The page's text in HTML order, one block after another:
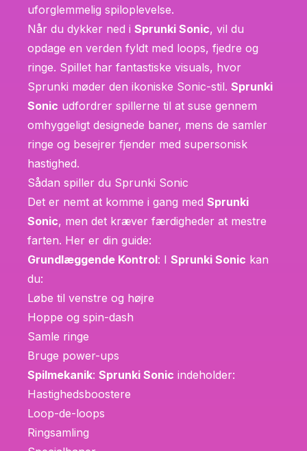
uforglemmelig spiloplevelse.
Når du dykker ned i Sprunki Sonic, vil du
opdage en verden fyldt med loops, fjedre og
ringe. Spillet har fantastiske visuals, hvor
Sprunki møder den ikoniske Sonic-stil. Sprunki
Sonic udfordrer spillerne til at suse gennem
omhyggeligt designede baner, mens de samler
ringe og besejrer fjender med supersonisk
hastighed.
Sådan spiller du Sprunki Sonic
Det er nemt at komme i gang med Sprunki
Sonic, men det kræver færdigheder at mestre
farten. Her er din guide:
Grundlæggende Kontrol: I Sprunki Sonic kan
du:
Løbe til venstre og højre
Hoppe og spin-dash
Samle ringe
Bruge power-ups
Spilmekanik: Sprunki Sonic indeholder:
Hastighedsboostere
Loop-de-loops
Ringsamling